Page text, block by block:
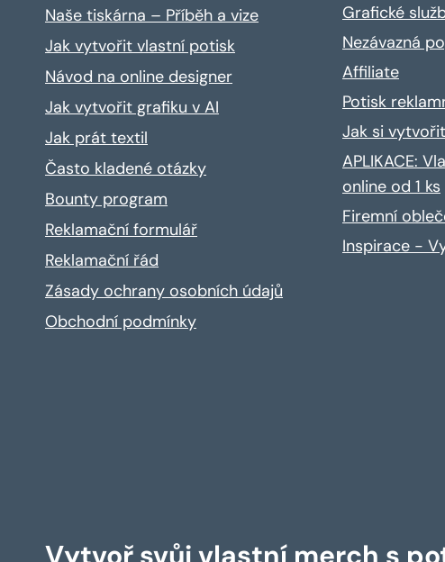
Naše tiskárna – Příběh a vize
Jak vytvořit vlastní potisk
Návod na online designer
Jak vytvořit grafiku v AI
Jak prát textil
Často kladené otázky
Bounty program
Reklamační formulář
Reklamační řád
Zásady ochrany osobních údajů
Obchodní podmínky
Grafické
Nezávazná
Affiliate
Potisk
Jak si
APLIKACE:
online od 1 ks
Firemní
Inspirace -